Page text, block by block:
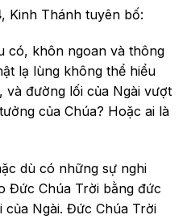
, Kinh Thánh tuyên bố:
có, khôn ngoan và thông
lạ lùng không thể hiểu
và đường lối của Ngài vượt
của Chúa? Hoặc ai là
dù có những sự nghi
Đức Chúa Trời bằng đức
Ngài. Đức Chúa Trời